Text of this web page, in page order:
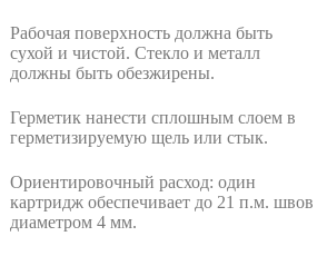
Рабочая поверхность должна быть
сухой и чистой. Стекло и металл
должны быть обезжирены.
Герметик нанести сплошным слоем в
герметизируемую щель или стык.
Ориентировочный расход: один
картридж обеспечивает до 21 п.м. швов
диаметром 4 мм.